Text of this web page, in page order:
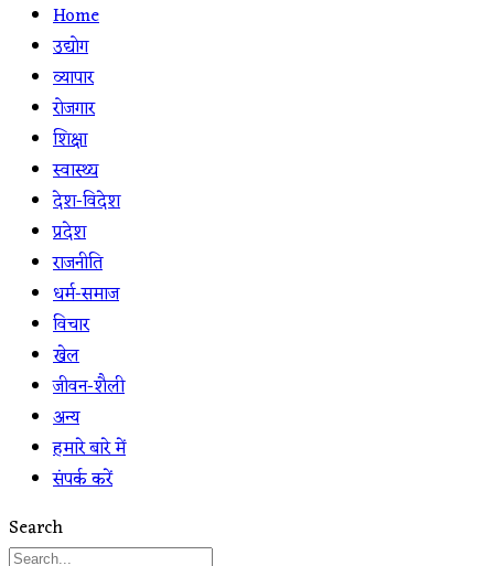
Home
उद्योग
व्यापार
रोजगार
शिक्षा
स्वास्थ्य
देश-विदेश
प्रदेश
राजनीति
धर्म-समाज
विचार
खेल
जीवन-शैली
अन्य
हमारे बारे में
संपर्क करें
Search